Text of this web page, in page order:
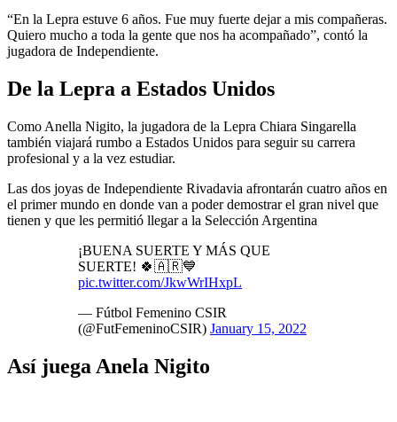
“En la Lepra estuve 6 años. Fue muy fuerte dejar a mis compañeras.
Quiero mucho a toda la gente que nos ha acompañado”, contó la
jugadora de Independiente.
De la Lepra a Estados Unidos
Como Anella Nigito, la jugadora de la Lepra Chiara Singarella
también viajará rumbo a Estados Unidos para seguir su carrera
profesional y a la vez estudiar.
Las dos joyas de Independiente Rivadavia afrontarán cuatro años en
el primer mundo en donde van a poder demostrar el gran nivel que
tienen y que les permitió llegar a la Selección Argentina
¡BUENA SUERTE Y MÁS QUE
SUERTE! 🍀🇦🇷💙
pic.twitter.com/JkwWrIHxpL
— Fútbol Femenino CSIR
(@FutFemeninoCSIR) January 15, 2022
Así juega Anela Nigito